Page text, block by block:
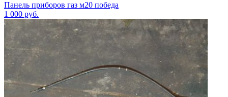
Панель приборов газ м20 победа
1 000 руб.